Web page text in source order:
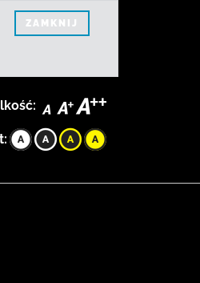
ZAMKNIJ